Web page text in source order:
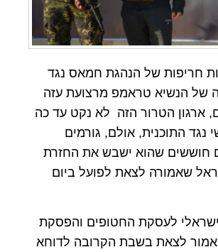
חריפות של הנהגת חמאס נגד
של הנשיא טראמפ מרצועת עזה
ארגון הטרור הזה לא נקט עד כה
נגד התוכנית, אולם, גורמים
חוששים שהוא ישבש את החזרת
שאמורה לצאת לפועל ביום
לעסקת החטופים והפסקת
לצאת בשבת הקרובה לדוחא